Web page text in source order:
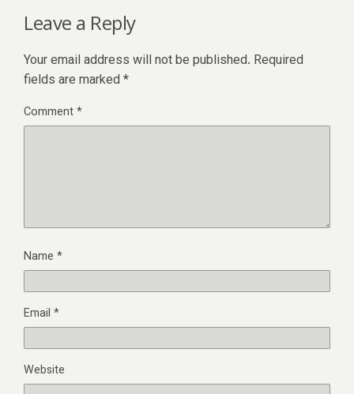
Leave a Reply
Your email address will not be published. Required
fields are marked *
Comment*
Name *
Email *
Website